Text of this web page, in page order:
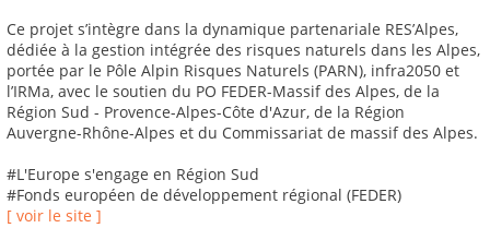
Ce projet s’intègre dans la dynamique partenariale RES’Alpes,
dédiée à la gestion intégrée des risques naturels dans les Alpes,
portée par le Pôle Alpin Risques Naturels (PARN), infra2050 et
l’IRMa, avec le soutien du PO FEDER-Massif des Alpes, de la
Région Sud - Provence-Alpes-Côte d'Azur, de la Région
Auvergne-Rhône-Alpes et du Commissariat de massif des Alpes.
#L'Europe s'engage en Région Sud
#Fonds européen de développement régional (FEDER)
[ voir le site ]